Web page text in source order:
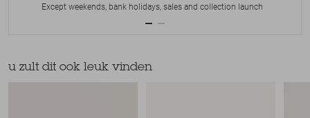
Except weekends, bank holidays, sales and collection launch
u zult dit ook leuk vinden